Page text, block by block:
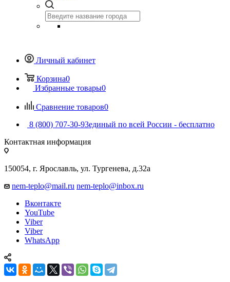
Личный кабинет
Корзина0
Избранные товары0
Сравнение товаров0
8 (800) 707-30-93единый по всей России - бесплатно
Контактная информация
150054, г. Ярославль, ул. Тургенева, д.32а
nem-teplo@mail.ru nem-teplo@inbox.ru
Вконтакте
YouTube
Viber
Viber
WhatsApp